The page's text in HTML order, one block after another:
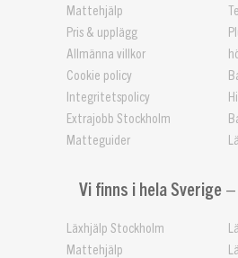
Mattehjälp
Pris & upplägg
Allmänna villkor
Cookie policy
Integritetspolicy
Extrajobb Stockholm
Matteguider
Vi finns i hela Sverige
Läxhjälp Stockholm
Mattehjälp